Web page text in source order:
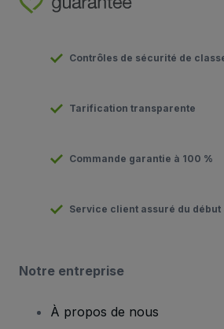
Contrôles de sécurité de
Tarification transparente
Commande garantie à 100 %
Service client assuré du début
Notre entreprise
À propos de nous